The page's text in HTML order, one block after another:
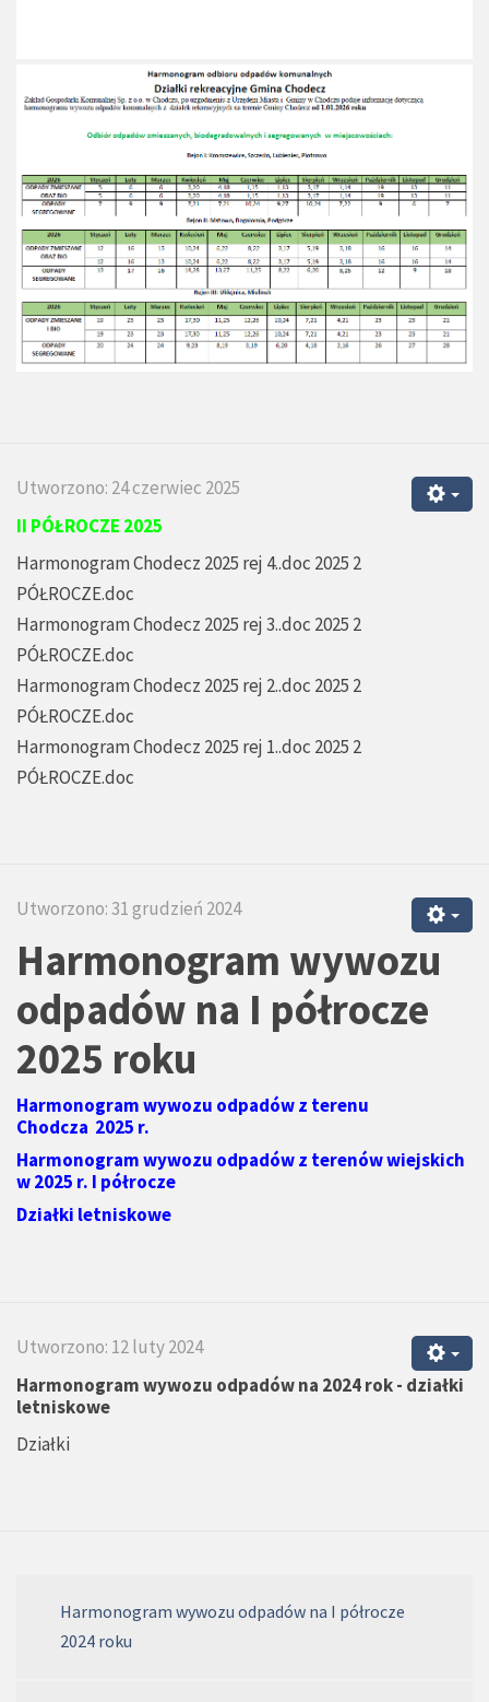
Utworzono: 24 czerwiec 2025
II PÓŁROCZE 2025
Harmonogram Chodecz 2025 rej 4..doc 2025 2
PÓŁROCZE.doc
Harmonogram Chodecz 2025 rej 3..doc 2025 2
PÓŁROCZE.doc
Harmonogram Chodecz 2025 rej 2..doc 2025 2
PÓŁROCZE.doc
Harmonogram Chodecz 2025 rej 1..doc 2025 2
PÓŁROCZE.doc
Utworzono: 31 grudzień 2024
Harmonogram wywozu
odpadów na I półrocze
2025 roku
Harmonogram wywozu odpadów z terenu
Chodcza 2025 r.
Harmonogram wywozu odpadów z terenów wiejskich
w 2025 r. I półrocze
Działki letniskowe
Utworzono: 12 luty 2024
Harmonogram wywozu odpadów na 2024 rok - działki
letniskowe
Działki
Harmonogram wywozu odpadów na I półrocze
2024 roku